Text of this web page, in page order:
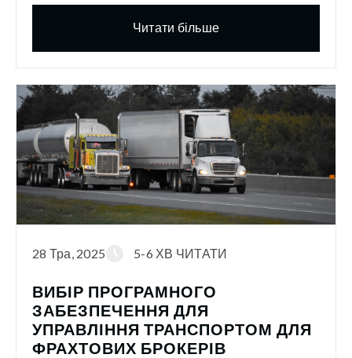
Читати більше
28 Тра, 2025 5-6 ХВ ЧИТАТИ
ВИБІР ПРОГРАМНОГО
ЗАБЕЗПЕЧЕННЯ ДЛЯ
УПРАВЛІННЯ ТРАНСПОРТОМ ДЛЯ
ФРАХТОВИХ БРОКЕРІВ